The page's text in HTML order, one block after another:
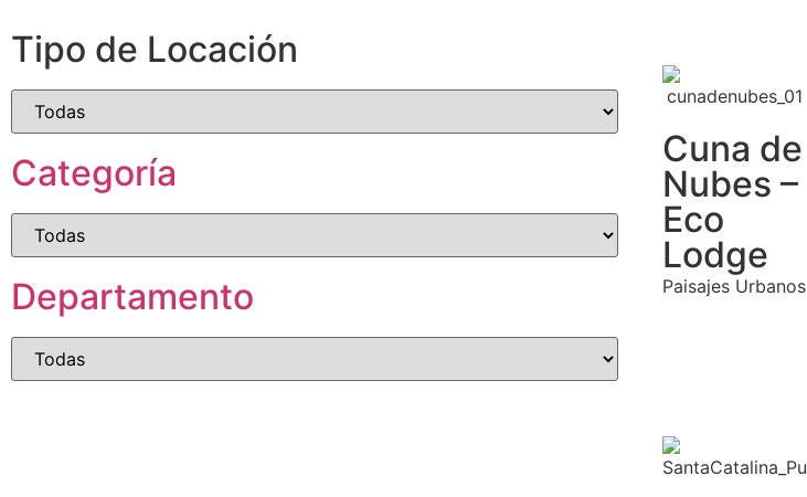
Tipo de Locación
Categoría
Departamento
Cuna de
Nubes –
Eco
Lodge
Paisajes Urbanos